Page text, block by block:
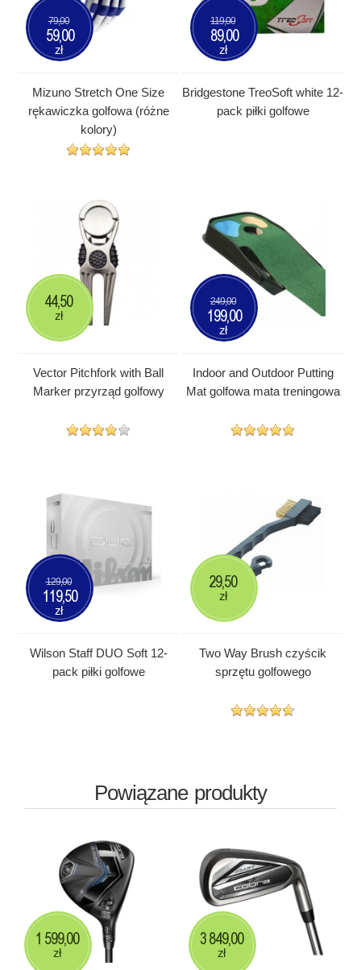
Mizuno Stretch One Size
rękawiczka golfowa (różne
kolory)
79,00
59,00
zł
Bridgestone TreoSoft white 12-
pack piłki golfowe
119,00
89,00
zł
Vector Pitchfork with Ball
Marker przyrząd golfowy
44,50
zł
Indoor and Outdoor Putting
Mat golfowa mata treningowa
249,00
199,00
zł
Wilson Staff DUO Soft 12-
pack piłki golfowe
129,00
119,50
zł
Two Way Brush czyścik
sprzętu golfowego
29,50
zł
Powiązane produkty
1 599,00
zł
3 849,00
zł